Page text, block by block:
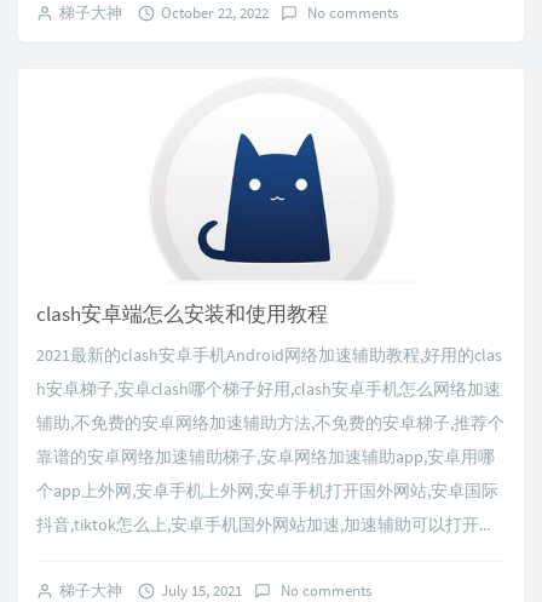
梯子大神 October 22, 2022 No comments
clash安卓端怎么安装和使用教程
2021最新的clash安卓手机Android网络加速辅助教程,好用的clas
h安卓梯子,安卓clash哪个梯子好用,clash安卓手机怎么网络加速
辅助,不免费的安卓网络加速辅助方法,不免费的安卓梯子,推荐个
靠谱的安卓网络加速辅助梯子,安卓网络加速辅助app,安卓用哪
个app上外网,安卓手机上外网,安卓手机打开国外网站,安卓国际
抖音,tiktok怎么上,安卓手机国外网站加速,加速辅助可以打开...
梯子大神 July 15, 2021 No comments